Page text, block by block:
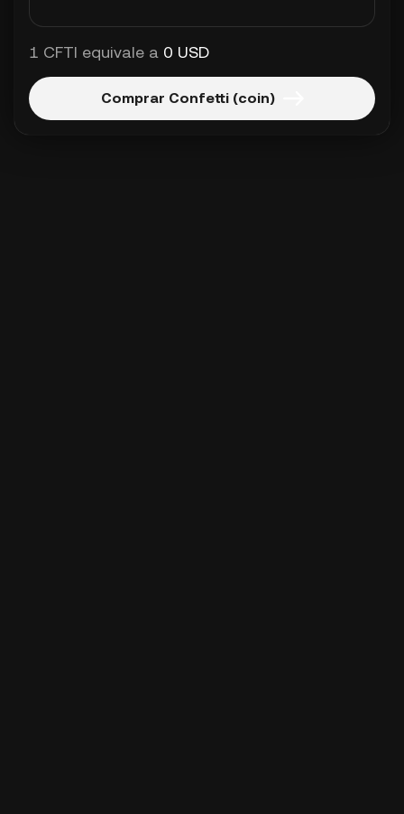
1 CFTI equivale a 0 USD
Comprar Confetti (coin)